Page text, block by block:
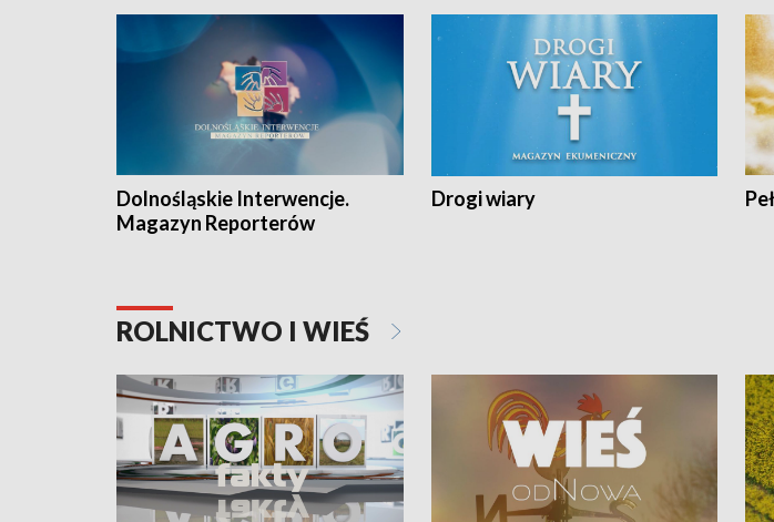
Dolnośląskie Interwencje.
Magazyn Reporterów
Drogi wiary
ROLNICTWO I WIEŚ